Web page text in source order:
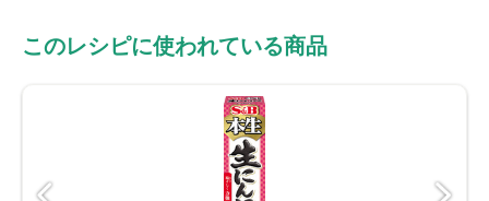
このレシピに使われている商品